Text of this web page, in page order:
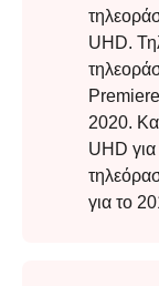
UHD.
2020.
UHD
για το